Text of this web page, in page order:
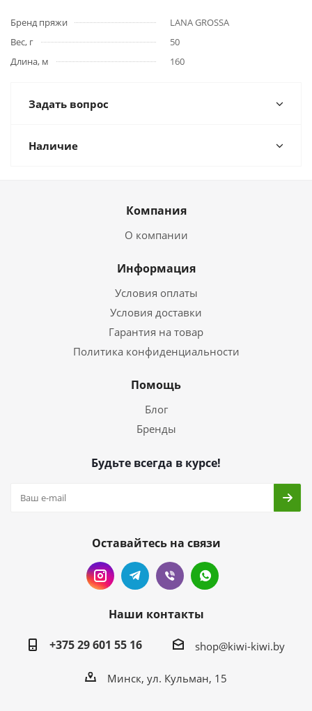
Бренд пряжи
LANA GROSSA
Вес, г
50
Длина, м
160
Задать вопрос
Наличие
Компания
О компании
Информация
Условия оплаты
Условия доставки
Гарантия на товар
Политика конфиденциальности
Помощь
Блог
Бренды
Будьте всегда в курсе!
Оставайтесь на связи
Наши контакты
+375 29 601 55 16
shop@kiwi-kiwi.by
Минск, ул. Кульман, 15